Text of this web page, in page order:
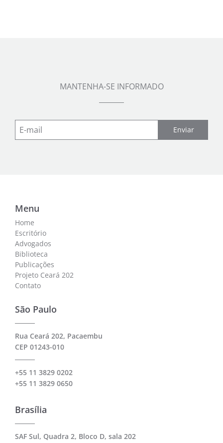
MANTENHA-SE INFORMADO
Enviar
Menu
Home
Escritório
Advogados
Biblioteca
Publicações
Projeto Ceará 202
Contato
São Paulo
Rua Ceará 202, Pacaembu
CEP 01243-010
+55 11 3829 0202
+55 11 3829 0650
Brasília
SAF Sul, Quadra 2, Bloco D, sala 202